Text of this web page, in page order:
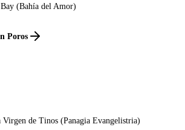
(Bahía del Amor)
Poros
Virgen de Tinos (Panagia Evangelistria)